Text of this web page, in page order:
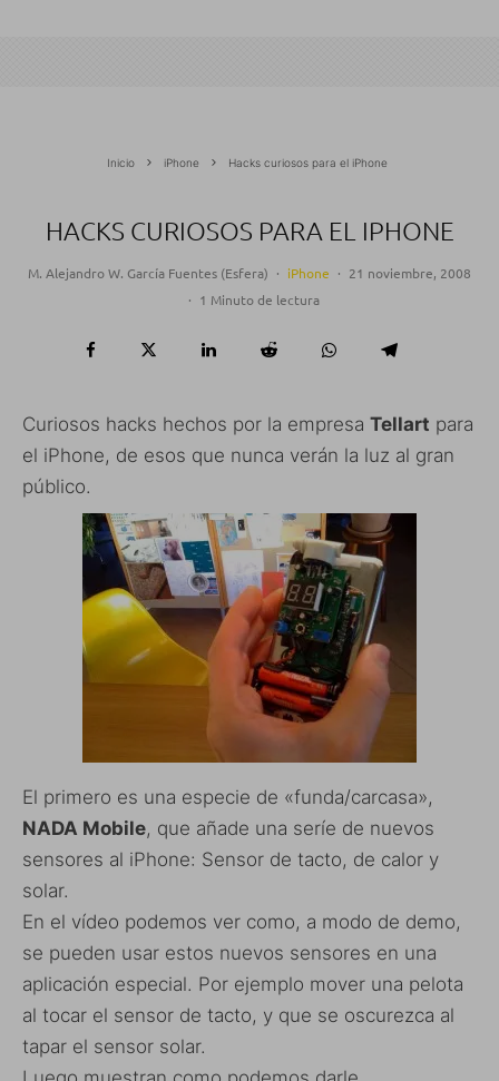
Inicio iPhone Hacks curiosos para el iPhone
HACKS CURIOSOS PARA EL IPHONE
M. Alejandro W. García Fuentes (Esfera) · iPhone · 21 noviembre, 2008
· 1 Minuto de lectura
Curiosos hacks hechos por la empresa Tellart para
el iPhone, de esos que nunca verán la luz al gran
público.
El primero es una especie de «funda/carcasa»,
NADA Mobile, que añade una seríe de nuevos
sensores al iPhone: Sensor de tacto, de calor y
solar.
En el vídeo podemos ver como, a modo de demo,
se pueden usar estos nuevos sensores en una
aplicación especial. Por ejemplo mover una pelota
al tocar el sensor de tacto, y que se oscurezca al
tapar el sensor solar.